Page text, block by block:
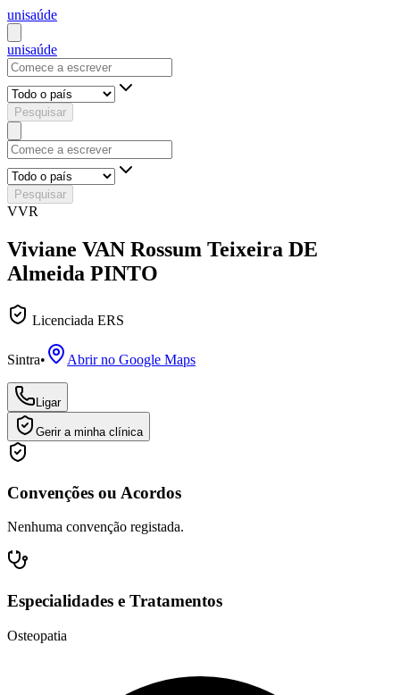
unisaúde
unisaúde
Pesquisar
Pesquisar
VVR
Viviane VAN Rossum Teixeira DE
Almeida PINTO
Licenciada ERS
Sintra• Abrir no Google Maps
Ligar
Gerir a minha clínica
Convenções ou Acordos
Nenhuma convenção registada.
Especialidades e Tratamentos
Osteopatia